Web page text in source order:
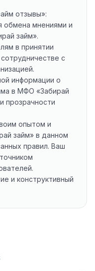
отзывы»:
обмена мнениями и
займ».
в принятии
с
информации о
в МФО «Забирай
прозрачности
опытом и
займ» в данном
правил. Ваш
и конструктивный